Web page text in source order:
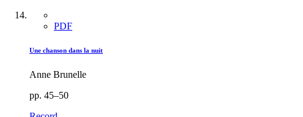
PDF
Une chanson dans la nuit
Anne Brunelle
pp. 45–50